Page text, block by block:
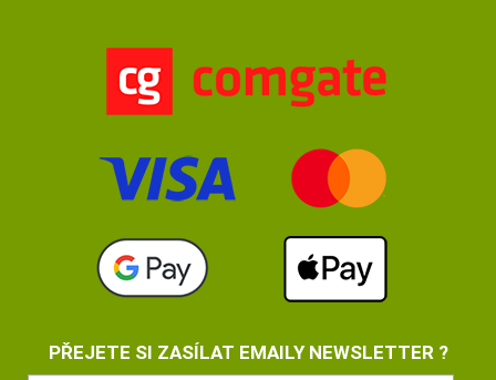
PŘEJETE SI ZASÍLAT EMAILY NEWSLETTER ?